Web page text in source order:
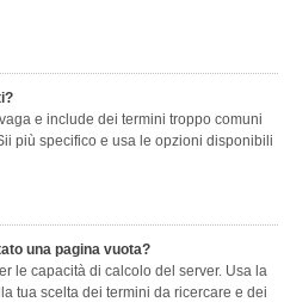
e include dei termini troppo comuni
più specifico e usa le opzioni disponibili
una pagina vuota?
le capacità di calcolo del server. Usa la
tua scelta dei termini da ricercare e dei